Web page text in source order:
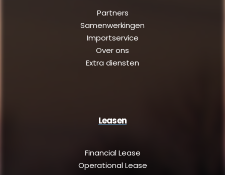
Partners
Samenwerkingen
Importservice
Over ons
Extra diensten
Leasen
Financial Lease
Operational Lease